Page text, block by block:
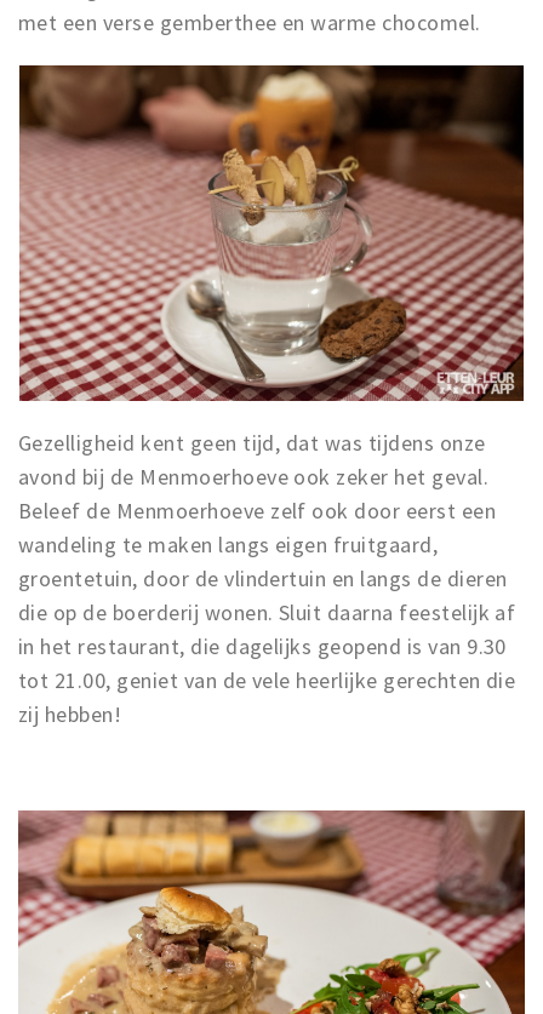
met een verse gemberthee en warme chocomel.
Gezelligheid kent geen tijd, dat was tijdens onze
avond bij de Menmoerhoeve ook zeker het geval.
Beleef de Menmoerhoeve zelf ook door eerst een
wandeling te maken langs eigen fruitgaard,
groentetuin, door de vlindertuin en langs de dieren
die op de boerderij wonen. Sluit daarna feestelijk af
in het restaurant, die dagelijks geopend is van 9.30
tot 21.00, geniet van de vele heerlijke gerechten die
zij hebben!